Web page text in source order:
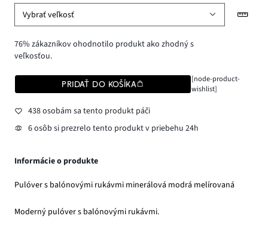
Vybrať veľkosť
76% zákazníkov ohodnotilo produkt ako zhodný s
veľkosťou.
PRIDAŤ DO KOŠÍKA
[node-product-
wishlist]
438 osobám sa tento produkt páči
6 osôb si prezrelo tento produkt v priebehu 24h
Informácie o produkte
Pulóver s balónovými rukávmi minerálová modrá melírovaná
Moderný pulóver s balónovými rukávmi.